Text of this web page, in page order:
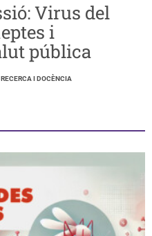
Virus del
i
pública
I DOCÈNCIA